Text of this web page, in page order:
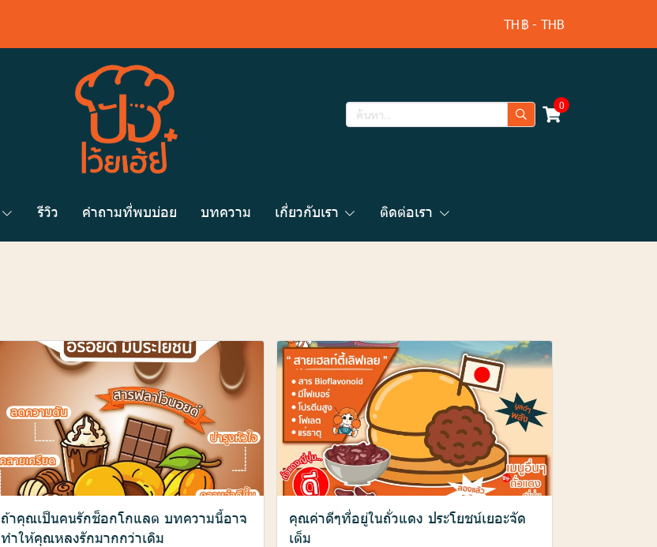
TH฿ - THB
0
รีวิว คำถามที่พบบ่อย บทความ เกี่ยวกับเรา ติดต่อเรา
ถ้าคุณเป็นคนรักช็อกโกแลต บทความนี้อาจ
ทำให้คุณหลงรักมากกว่าเดิม
คุณค่าดีๆที่อยู่ในถั่วแดง ประโยชน์เยอะจัด
เต็ม